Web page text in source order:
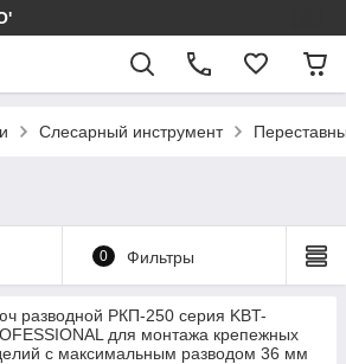
Слесарный инструмент
0 Фильтры
разводной РКП-250 серия KBT-
для монтажа крепежных
с максимальным разводом 36 мм